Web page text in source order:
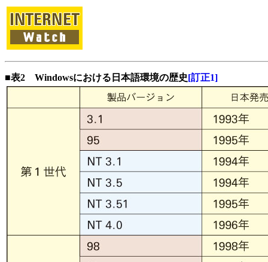
■表2 Windowsにおける日本語環境の歴史[訂正1]